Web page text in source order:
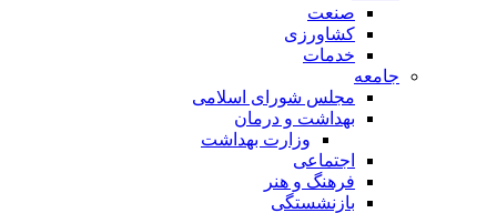
صنعت
کشاورزی
خدمات
جامعه
مجلس شورای اسلامی
بهداشت و درمان
وزارت بهداشت
اجتماعی
فرهنگ و هنر
بازنشستگی